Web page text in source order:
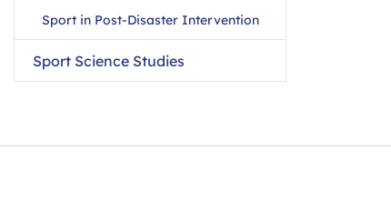
Sport in Post-Disaster Intervention
Sport Science Studies